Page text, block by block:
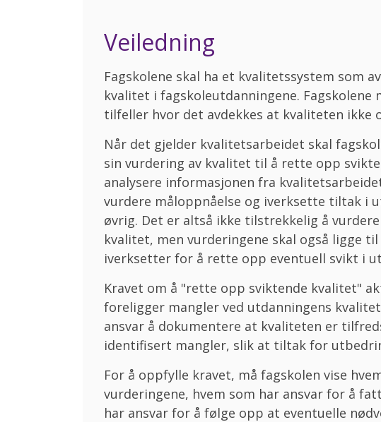
Veiledning
Fagskolene skal ha et kvalitetssystem som
kvalitet i fagskoleutdanningene.
tilfeller hvor det avdekkes at kvaliteten ikke
Når det gjelder kvalitetsarbeidet skal
sin vurdering av kvalitet til å rette opp
analysere informasjonen fra
vurdere måloppnåelse og iverksette tiltak i
øvrig. Det er altså ikke tilstrekkelig å
kvalitet, men vurderingene skal også ligge
iverksetter for å rette opp eventuell svikt i
Kravet om å "rette opp sviktende kvalitet"
foreligger mangler ved utdanningens
ansvar å dokumentere at kvaliteten er
identifisert mangler, slik at tiltak for
For å oppfylle kravet, må fagskolen vise
vurderingene, hvem som har ansvar for å
har ansvar for å følge opp at eventuelle